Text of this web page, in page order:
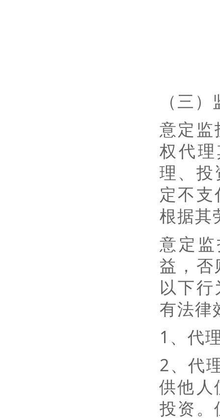
（三
意定监
权代
理、投
定不
根据其
意定
益，
以下
有法律
1、代
2、代
供他人
投资。